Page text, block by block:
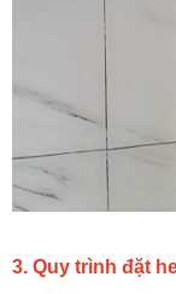
3. Quy trình đặt